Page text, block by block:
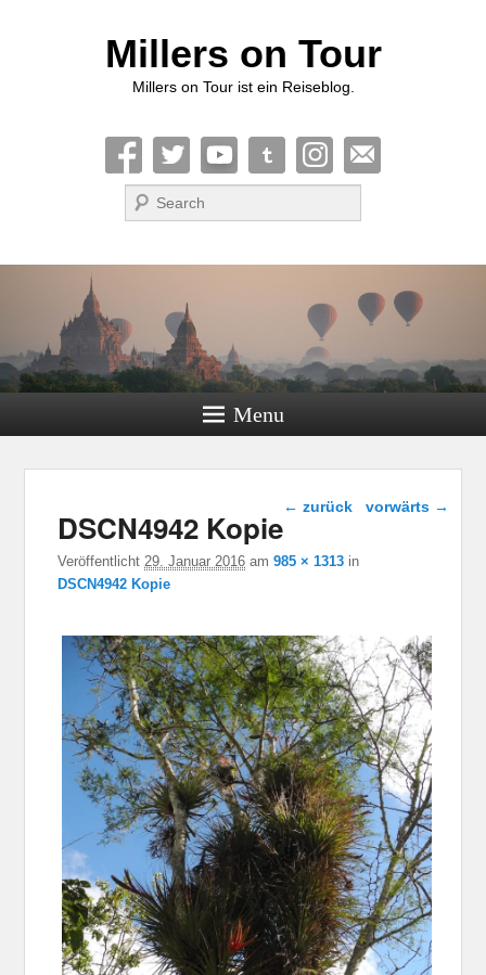
Millers on Tour
Millers on Tour ist ein Reiseblog.
Suche
Menu
Bild-Navigation
← zurück vorwärts →
DSCN4942 Kopie
Veröffentlicht 29. Januar 2016 am985 × 1313 in
DSCN4942 Kopie